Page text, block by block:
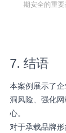
期安全的重要
7. 结语
本案例展示了
洞风险、强化
心。
对于承载品牌